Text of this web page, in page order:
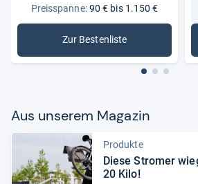
Preisspanne:90 € bis 1.150 €
Zur Bestenliste
: Fahrräder
Aus unse­rem Maga­zin
Produkte
Diese Stro­mer
20 Kilo!